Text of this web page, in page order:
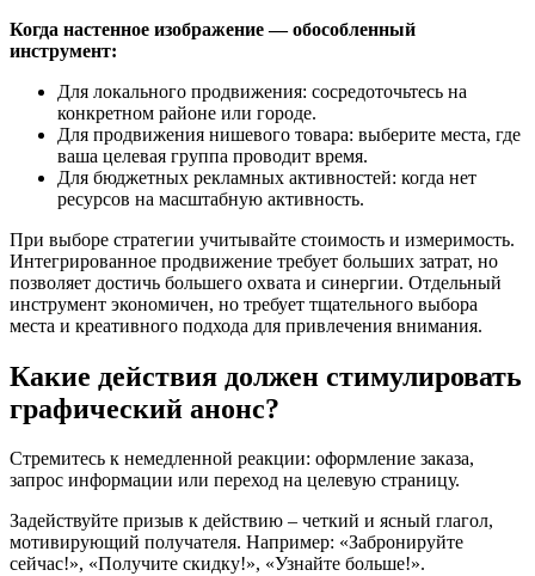
Когда настенное изображение — обособленный
инструмент:
Для локального продвижения: сосредоточьтесь на
конкретном районе или городе.
Для продвижения нишевого товара: выберите места, где
ваша целевая группа проводит время.
Для бюджетных рекламных активностей: когда нет
ресурсов на масштабную активность.
При выборе стратегии учитывайте стоимость и измеримость.
Интегрированное продвижение требует больших затрат, но
позволяет достичь большего охвата и синергии. Отдельный
инструмент экономичен, но требует тщательного выбора
места и креативного подхода для привлечения внимания.
Какие действия должен стимулировать
графический анонс?
Стремитесь к немедленной реакции: оформление заказа,
запрос информации или переход на целевую страницу.
Задействуйте призыв к действию – четкий и ясный глагол,
мотивирующий получателя. Например: «Забронируйте
сейчас!», «Получите скидку!», «Узнайте больше!».